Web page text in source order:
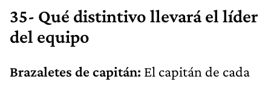
35- Qué distintivo llevará el líder
del equipo
Brazaletes de capitán: El capitán de cada